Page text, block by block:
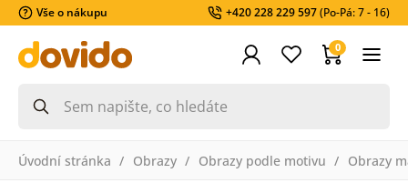
Vše o nákupu +420 228 229 597(Po-Pá: 7 - 16)
0
Úvodní stránka Obrazy Obrazy podle motivu Obrazy